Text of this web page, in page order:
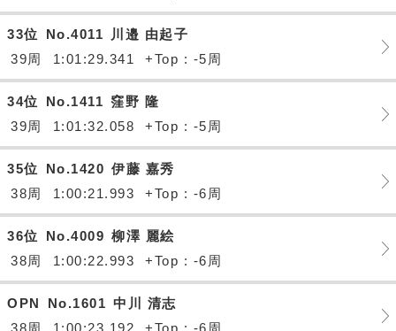
33位 No.4011
川邉 由起子
39周
1:01:29.341 +Top : -5周
34位 No.1411 窪野 隆
39周
1:01:32.058 +Top : -5周
35位 No.1420 伊藤 嘉秀
38周
1:00:21.993 +Top : -6周
36位 No.4009 柳澤 麗絵
38周
1:00:22.993 +Top : -6周
OPN No.1601 中川 清志
38周
1:00:23.192 +Top : -6周